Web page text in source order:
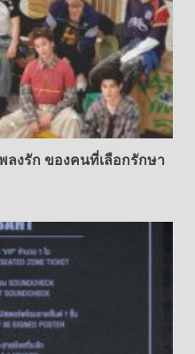
พลงรัก ของคนที่เลือกรักษา